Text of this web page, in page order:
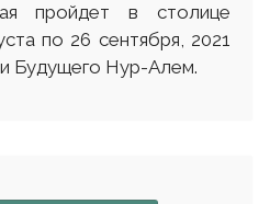
пройдет в столице
по 26 сентября, 2021
Будущего Нур-Алем.